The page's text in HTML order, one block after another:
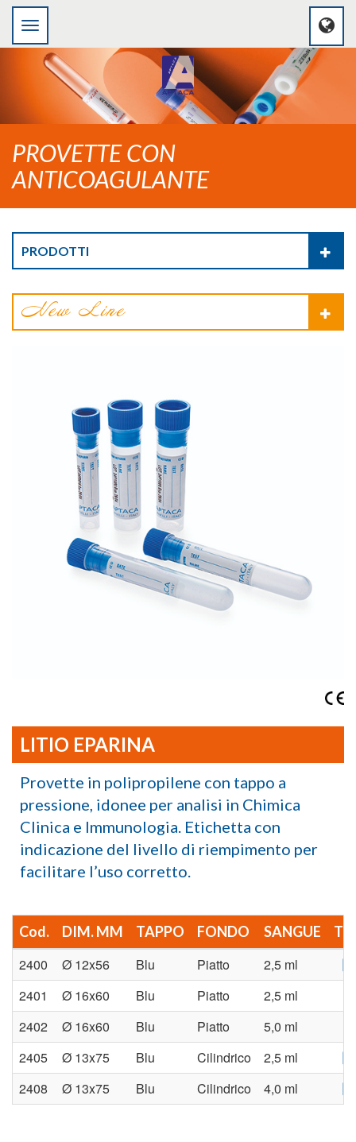
PROVETTE CON
ANTICOAGULANTE
PRODOTTI
LITIO EPARINA
Provette in polipropilene con tappo a
pressione, idonee per analisi in Chimica
Clinica e Immunologia. Etichetta con
indicazione del livello di riempimento per
facilitare l’uso corretto.
Cod. DIM. MM TAPPO FONDO SANGUE
2400 Ø 12x56 Blu Piatto
2,5 ml
2401
Ø 16x60 Blu Piatto 2,5 ml
2402
Ø 16x60 Blu Piatto 5,0 ml
2405
Ø 13x75 Blu Cilindrico
2,5 ml
2408
Ø 13x75 Blu Cilindrico 4,0 ml